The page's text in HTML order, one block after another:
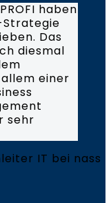
haben
Strategie
Das
diesmal
einer
sehr
IT bei nass